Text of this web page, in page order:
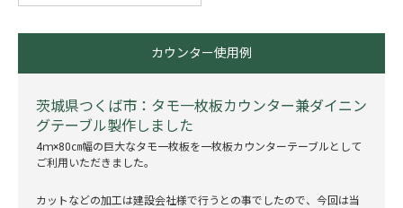
カウンター使用例
茨城県つくば市：タモ一枚板カウンター兼ダイニン
グテーブル製作しました
4ｍ×80㎝幅の巨大なタモ一枚板を一枚板カウンターテーブルとして
ご利用いただきました。
カットなどの加工は建設会社様で行うとの事でしたので、今回は当